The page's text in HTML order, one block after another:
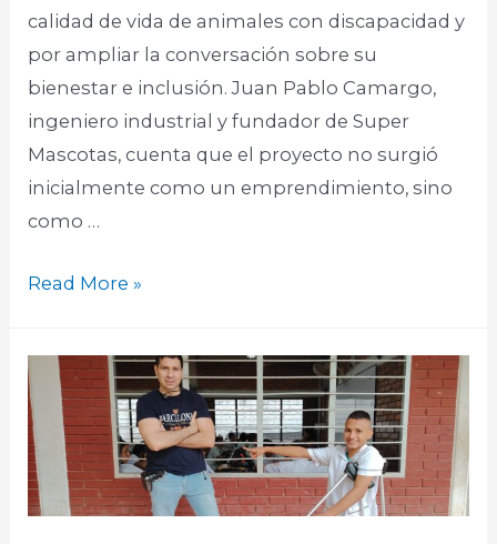
calidad de vida de animales con discapacidad y
por ampliar la conversación sobre su
bienestar e inclusión. Juan Pablo Camargo,
ingeniero industrial y fundador de Super
Mascotas, cuenta que el proyecto no surgió
inicialmente como un emprendimiento, sino
como …
Read More »